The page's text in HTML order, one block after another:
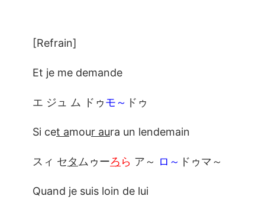
[Refrain]
Et je me demande
エ ジュ ム ドゥモ～ ドゥ
Si cet amour aura un lendemain
スィ セタムゥーろ ら ア～ ロ～ ドゥマ～
Quand je suis loin de lui